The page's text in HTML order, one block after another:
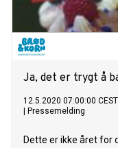
Ja, det er trygt å
12.5.2020 07:00:00 CEST
Pressemelding
Dette er ikke året for